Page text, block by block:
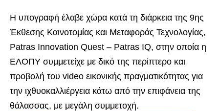
Η υπογραφή έλαβε χώρα κατά τη διάρκεια της 9ης
Έκθεσης Καινοτομίας και Μεταφοράς Τεχνολογίας,
Patras Innovation Quest – Patras IQ, στην οποία η
ΕΛΟΠΥ συμμετείχε με δικό της περίπτερο και
προβολή του video εικονικής πραγματικότητας για
την ιχθυοκαλλιέργεια κάτω από την επιφάνεια της
θάλασσας, με μεγάλη συμμετοχή.